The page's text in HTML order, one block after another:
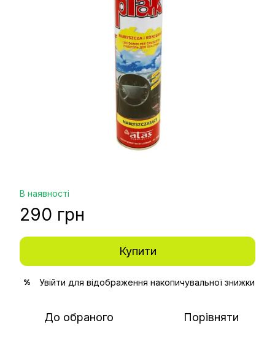
В наявності
290 грн
Купити
% Увійти для відображення накопичувальної знижки
До обраного Порівняти